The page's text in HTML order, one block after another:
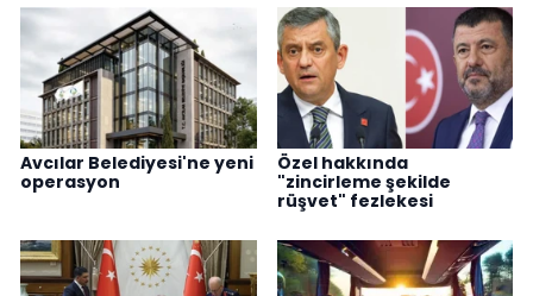
Avcılar Belediyesi'ne yeni
operasyon
Özel hakkında
"zincirleme şekilde
rüşvet" fezlekesi